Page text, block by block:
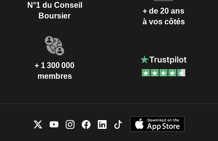
N°1 du Conseil
Boursier
+ de 20 ans
à vos côtés
+ 1 300 000
membres